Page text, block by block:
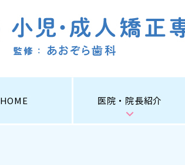
HOME 医院・院長紹介